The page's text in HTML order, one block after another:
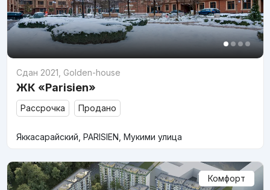
Сдан 2021 Golden-house
ЖК «Parisien»
Рассрочка Продано
Яккасарайский, PARISIEN, Мукими улица
Комфорт